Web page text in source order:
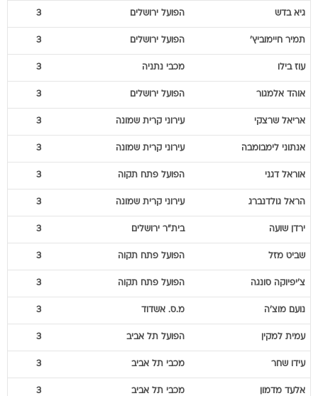
גיא בדש הפועל ירושלים 3
תמיר חיימוביץ' הפועל ירושלים 3
עוז בילו מכבי נתניה 3
אוהד אלמגור הפועל ירושלים 3
אריאל שרצקי עירוני קרית שמונה 3
אנתוני לימבומבה עירוני קרית שמונה 3
אוראל דגני הפועל פתח תקוה 3
הראל גולדנברג עירוני קרית שמונה 3
ירדן שועה בית"ר ירושלים 3
שביט מזל הפועל פתח תקוה 3
צ'יפיוקה סונגה הפועל פתח תקוה 3
נועם מוצ'ה מ.ס. אשדוד 3
עמית למקין הפועל תל אביב 3
עידו שחר מכבי תל אביב 3
אלעד מדמון מכבי תל אביב 3